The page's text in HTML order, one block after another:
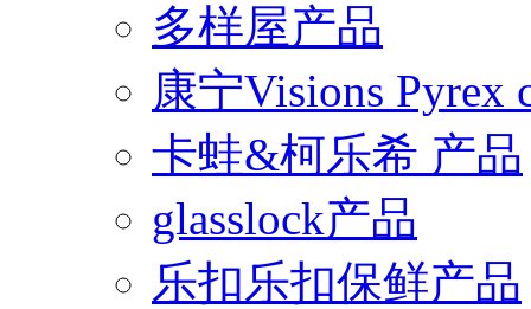
多样屋产品
康宁Visions Pyrex
卡蛙&柯乐希 产品
glasslock产品
乐扣乐扣保鲜产品